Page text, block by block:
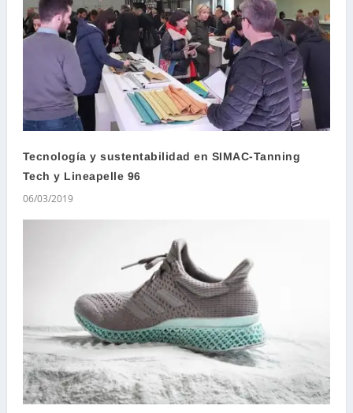
Tecnología y sustentabilidad en SIMAC-Tanning
Tech y Lineapelle 96
06/03/2019